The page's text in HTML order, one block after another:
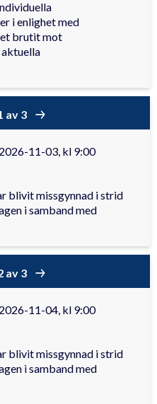
i enlighet med
brutit mot
av 3
2026-11-03, kl 9:00
blivit missgynnad i strid
i samband med
av 3
2026-11-04, kl 9:00
blivit missgynnad i strid
i samband med